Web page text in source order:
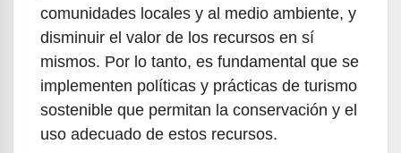
comunidades locales y al medio ambiente, y
disminuir el valor de los recursos en sí
mismos. Por lo tanto, es fundamental que se
implementen políticas y prácticas de turismo
sostenible que permitan la conservación y el
uso adecuado de estos recursos.